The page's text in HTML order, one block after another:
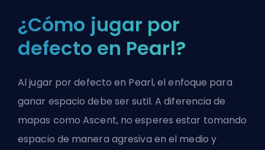
¿Cómo jugar por
defecto en Pearl?
Al jugar por defecto en Pearl, el enfoque para
ganar espacio debe ser sutil. A diferencia de
mapas como Ascent, no esperes estar tomando
espacio de manera agresiva en el medio y